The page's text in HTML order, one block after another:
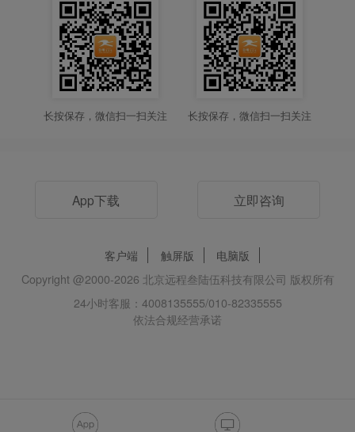
长按保存，微信扫一扫关注 长按保存，微信扫一扫关注
App下载 立即咨询
客户端 触屏版
电脑版
Copyright @2000-2026 北京远程叁陆伍科技有限公司 版权所有
24小时客服：4008135555/010-82335555
依法合规经营承诺